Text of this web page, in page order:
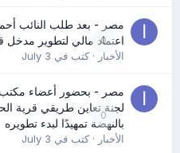
0
مصر - بعد طلب النائب
اعتماد مالي لتطوير مدخل
الأخبار· كتب في July 3
0
مصر - بحضور أعضاء مكتب
لجنة تعاين طريقي قرية
بالنهضة تمهيدًا لبدء تطويره
الأخبار· كتب في July 3